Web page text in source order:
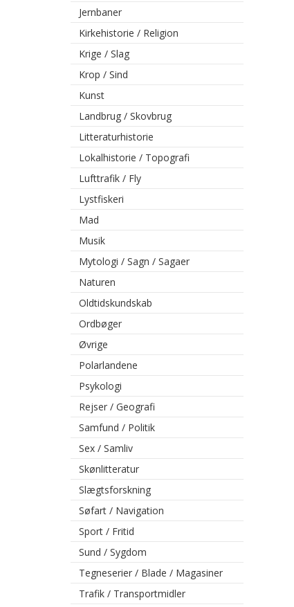
Jernbaner
Kirkehistorie / Religion
Krige / Slag
Krop / Sind
Kunst
Landbrug / Skovbrug
Litteraturhistorie
Lokalhistorie / Topografi
Lufttrafik / Fly
Lystfiskeri
Mad
Musik
Mytologi / Sagn / Sagaer
Naturen
Oldtidskundskab
Ordbøger
Øvrige
Polarlandene
Psykologi
Rejser / Geografi
Samfund / Politik
Sex / Samliv
Skønlitteratur
Slægtsforskning
Søfart / Navigation
Sport / Fritid
Sund / Sygdom
Tegneserier / Blade / Magasiner
Trafik / Transportmidler